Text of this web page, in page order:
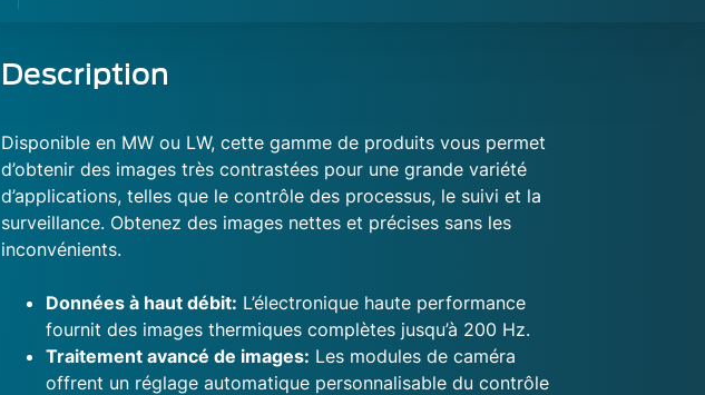
Description
Disponible en MW ou LW, cette gamme de produits vous permet
d’obtenir des images très contrastées pour une grande variété
d’applications, telles que le contrôle des processus, le suivi et la
surveillance. Obtenez des images nettes et précises sans les
inconvénients.
Données à haut débit: L’électronique haute performance
fournit des images thermiques complètes jusqu’à 200 Hz.
Traitement avancé de images: Les modules de caméra
offrent un réglage automatique personnalisable du contrôle